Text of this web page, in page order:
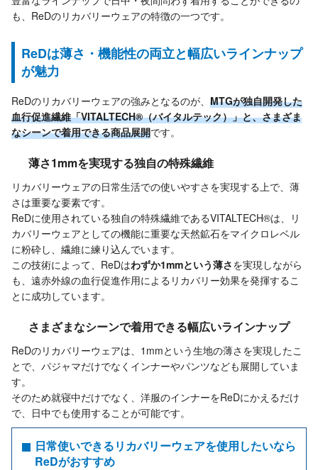
も、ReDのリカバリーウェアの特徴の一つです。
ReDは薄さ・機能性の両立と幅広いラインナップ
が魅力
ReDのリカバリーウェアの強みとなるのが、 MTGが独自開発した
血行促進繊維「VITALTECH®（バイタルテック）」と、さまざま
なシーンで着用できる商品展開です。
薄さ1mmを実現する独自の特殊繊維
リカバリーウェアの日常生活での使いやすさを実現する上で、薄
さは重要な要素です。
ReDに使用されている独自の特殊繊維であるVITALTECH®は、リ
カバリーウェアとしての機能に重要な天然鉱石をマイクロレベル
に粉砕し、繊維に練り込んでいます。
この技術によって、ReDはわずか1mmという薄さを実現しながら
も、遠赤外線の血行促進作用によるリカバリー効果を発揮するこ
とに成功しています。
さまざまなシーンで着用できる幅広いラインナップ
ReDのリカバリーウェアは、1mmという生地の薄さを実現したこ
とで、パジャマだけでなくインナーやパンツなども展開していま
す。
そのため就寝中だけでなく、洋服のインナーをReDにかえるだけ
で、日中でも使用することが可能です。
日常使いできるリカバリーウェアを使用したいなら
ReDがおすすめ